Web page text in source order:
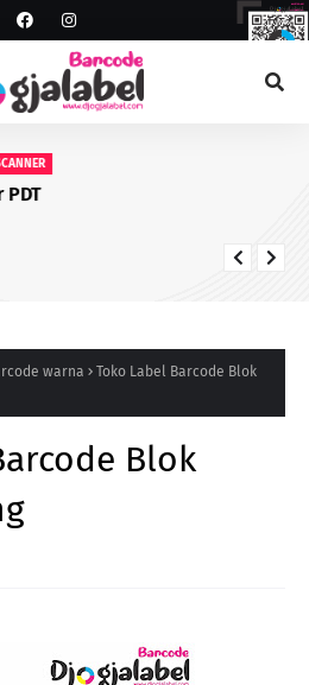
PDT
warna
Toko Label Barcode Blok
Blok